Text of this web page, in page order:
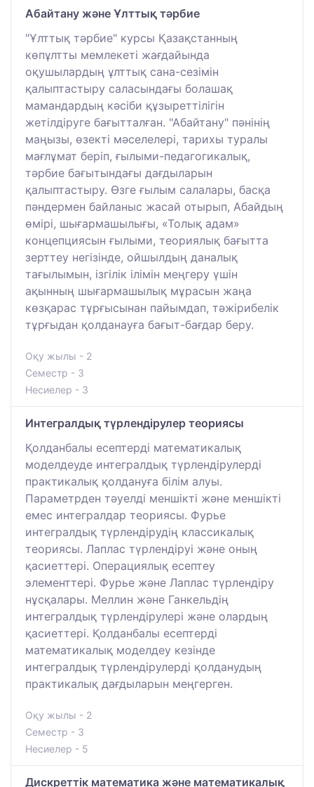
Абайтану және Ұлттық тәрбие
"Ұлттық тәрбие" курсы Қазақстанның
көпұлтты мемлекеті жағдайында
оқушылардың ұлттық сана-сезімін
қалыптастыру саласындағы болашақ
мамандардың кәсіби құзыреттілігін
жетілдіруге бағытталған. "Абайтану" пәнінің
маңызы, өзекті мәселелері, тарихы туралы
мағлұмат беріп, ғылыми-педагогикалық,
тәрбие бағытындағы дағдыларын
қалыптастыру. Өзге ғылым салалары, басқа
пәндермен байланыс жасай отырып, Абайдың
өмірі, шығармашылығы, «Толық адам»
концепциясын ғылыми, теориялық бағытта
зерттеу негізінде, ойшылдың даналық
тағылымын, ізгілік ілімін меңгеру үшін
ақынның шығармашылық мұрасын жаңа
көзқарас тұрғысынан пайымдап, тәжірибелік
тұрғыдан қолданауға бағыт-бағдар беру.
Оқу жылы - 2
Семестр - 3
Несиелер - 3
Интегралдық түрлендірулер теориясы
Қолданбалы есептерді математикалық
моделдеуде интегралдық түрлендірулерді
практикалық қолдануға білім алуы.
Параметрден тәуелді меншікті және меншікті
емес интегралдар теориясы. Фурье
интегралдық түрлендірудің классикалық
теориясы. Лаплас түрлендіруі және оның
қасиеттері. Операциялық есептеу
элементтері. Фурье және Лаплас түрлендіру
нұсқалары. Меллин және Ганкельдің
интегралдық түрлендірулері және олардың
қасиеттері. Қолданбалы есептерді
математикалық моделдеу кезінде
интегралдық түрлендірулерді қолданудың
практикалық дағдыларын меңгерген.
Оқу жылы - 2
Семестр - 3
Несиелер - 5
Дискреттік математика және математикалық